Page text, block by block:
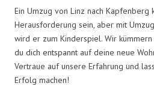
Ein Umzug von Linz nach Kapfenberg
Herausforderung sein, aber mit
wird er zum Kinderspiel. Wir
du dich entspannt auf deine neue
Vertraue auf unsere Erfahrung und
Erfolg machen!